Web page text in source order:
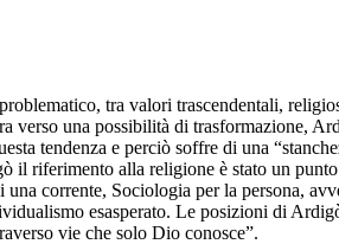
tra valori trascendentali,
verso una possibilità di trasformazione,
tendenza e perciò soffre di una
il riferimento alla religione è stato un
corrente, Sociologia per la persona,
esasperato. Le posizioni di
vie che solo Dio conosce”.